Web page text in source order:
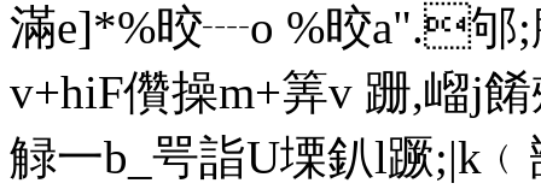
滿e]*%晈 ┈o %晈a".
v+hiF儹操m+筭v 跚,嵧j餚
觮一b_咢詣U塛釟l蹶